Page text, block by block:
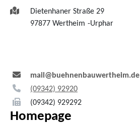
Urphar
Dietenhaner Straße 29
97877 Wertheim
mail@buehnenbauwertheim.de
(09342) 92920
(09342) 929292
Homepage